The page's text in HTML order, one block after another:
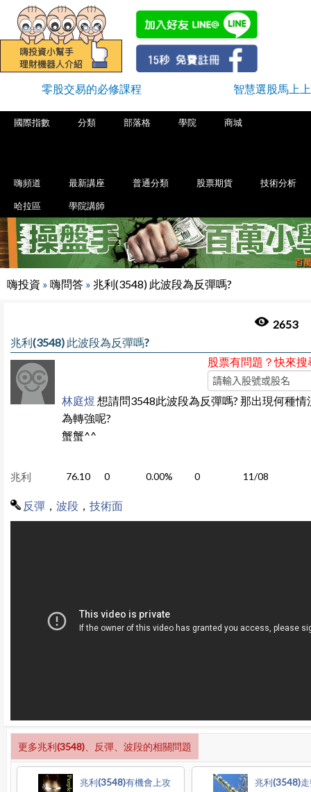
零股交易的必修課程 智慧選股馬上
國際指數 分類 部落格 學院 商城
嗨頻道 最新講座 普通分類 股票期貨 技術分析
哈拉區 學院講師
嗨投資 » 嗨問答 » 兆利(3548) 此波段為反彈嗎?
2653
兆利(3548) 此波段為反彈嗎?
股票有問題？快來搜
林庭煜 想請問3548此波段為反彈嗎? 那出現何種情
為轉強呢?
蟹蟹^^
兆利 76.10 0 0.00% 0 11/08
反彈 波段 技術面
更多兆利(3548)、反彈、波段的相關問題
兆利(3548)有機會上攻
兆利(3548)